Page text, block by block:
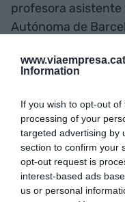
Information
If you wish to opt-out
processing of your
targeted advertising by
section to confirm your
opt-out request is
interest-based ads
us or personal
profesora asistente
Autónoma de
Facultad de
(1995-2000),
Economía y
Fabra (2011-2012),
1990.
En 2012 fue
Graduate School of